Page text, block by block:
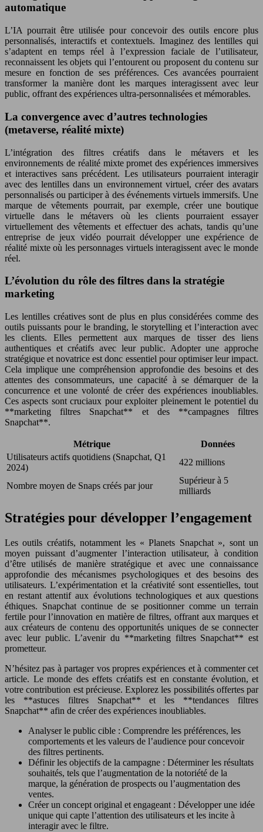
automatique
L’IA pourrait être utilisée pour concevoir des outils encore plus
personnalisés, interactifs et contextuels. Imaginez des lentilles qui
s’adaptent en temps réel à l’expression faciale de l’utilisateur,
reconnaissent les objets qui l’entourent ou proposent du contenu sur
mesure en fonction de ses préférences. Ces avancées pourraient
transformer la manière dont les marques interagissent avec leur
public, offrant des expériences ultra-personnalisées et mémorables.
La convergence avec d’autres technologies
(metaverse, réalité mixte)
L’intégration des filtres créatifs dans le métavers et les
environnements de réalité mixte promet des expériences immersives
et interactives sans précédent. Les utilisateurs pourraient interagir
avec des lentilles dans un environnement virtuel, créer des avatars
personnalisés ou participer à des événements virtuels immersifs. Une
marque de vêtements pourrait, par exemple, créer une boutique
virtuelle dans le métavers où les clients pourraient essayer
virtuellement des vêtements et effectuer des achats, tandis qu’une
entreprise de jeux vidéo pourrait développer une expérience de
réalité mixte où les personnages virtuels interagissent avec le monde
réel.
L’évolution du rôle des filtres dans la stratégie
marketing
Les lentilles créatives sont de plus en plus considérées comme des
outils puissants pour le branding, le storytelling et l’interaction avec
les clients. Elles permettent aux marques de tisser des liens
authentiques et créatifs avec leur public. Adopter une approche
stratégique et novatrice est donc essentiel pour optimiser leur impact.
Cela implique une compréhension approfondie des besoins et des
attentes des consommateurs, une capacité à se démarquer de la
concurrence et une volonté de créer des expériences inoubliables.
Ces aspects sont cruciaux pour exploiter pleinement le potentiel du
**marketing filtres Snapchat** et des **campagnes filtres
Snapchat**.
Métrique
Données
Utilisateurs actifs quotidiens (Snapchat, Q1
2024)
422 millions
Nombre moyen de Snaps créés par jour
Supérieur à 5
milliards
Stratégies pour développer l’engagement
Les outils créatifs, notamment les « Planets Snapchat », sont un
moyen puissant d’augmenter l’interaction utilisateur, à condition
d’être utilisés de manière stratégique et avec une connaissance
approfondie des mécanismes psychologiques et des besoins des
utilisateurs. L’expérimentation et la créativité sont essentielles, tout
en restant attentif aux évolutions technologiques et aux questions
éthiques. Snapchat continue de se positionner comme un terrain
fertile pour l’innovation en matière de filtres, offrant aux marques et
aux créateurs de contenu des opportunités uniques de se connecter
avec leur public. L’avenir du **marketing filtres Snapchat** est
prometteur.
N’hésitez pas à partager vos propres expériences et à commenter cet
article. Le monde des effets créatifs est en constante évolution, et
votre contribution est précieuse. Explorez les possibilités offertes par
les **astuces filtres Snapchat** et les **tendances filtres
Snapchat** afin de créer des expériences inoubliables.
Analyser le public cible : Comprendre les préférences, les
comportements et les valeurs de l’audience pour concevoir
des filtres pertinents.
Définir les objectifs de la campagne : Déterminer les résultats
souhaités, tels que l’augmentation de la notoriété de la
marque, la génération de prospects ou l’augmentation des
ventes.
Créer un concept original et engageant : Développer une idée
unique qui capte l’attention des utilisateurs et les incite à
interagir avec le filtre.